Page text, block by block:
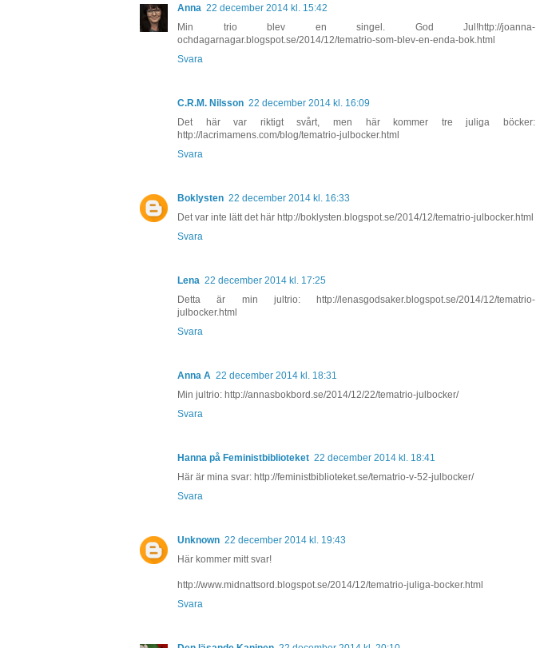
Anna 22 december 2014 kl. 15:42
Min trio blev en singel. God Jul!http://joanna-
ochdagarnagar.blogspot.se/2014/12/tematrio-som-blev-en-enda-bok.html
Svara
C.R.M. Nilsson 22 december 2014 kl. 16:09
Det här var riktigt svårt, men här kommer tre juliga böcker:
http://lacrimamens.com/blog/tematrio-julbocker.html
Svara
Boklysten 22 december 2014 kl. 16:33
Det var inte lätt det här http://boklysten.blogspot.se/2014/12/tematrio-julbocker.html
Svara
Lena 22 december 2014 kl. 17:25
Detta är min jultrio: http://lenasgodsaker.blogspot.se/2014/12/tematrio-
julbocker.html
Svara
Anna A 22 december 2014 kl. 18:31
Min jultrio: http://annasbokbord.se/2014/12/22/tematrio-julbocker/
Svara
Hanna på Feministbiblioteket 22 december 2014 kl. 18:41
Här är mina svar: http://feministbiblioteket.se/tematrio-v-52-julbocker/
Svara
Unknown 22 december 2014 kl. 19:43
Här kommer mitt svar!
http://www.midnattsord.blogspot.se/2014/12/tematrio-juliga-bocker.html
Svara